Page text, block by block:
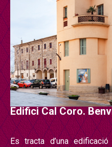
Edifici Cal Coro.
Es tracta d’una